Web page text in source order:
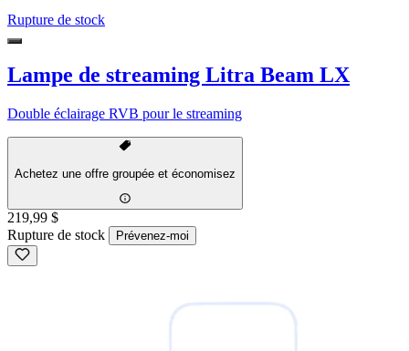
Rupture de stock
Lampe de streaming Litra Beam LX
Double éclairage RVB pour le streaming
Achetez une offre groupée et économisez
219,99 $
Rupture de stock
Prévenez-moi